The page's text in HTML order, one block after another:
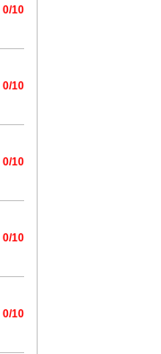
0/10
0/10
0/10
0/10
0/10